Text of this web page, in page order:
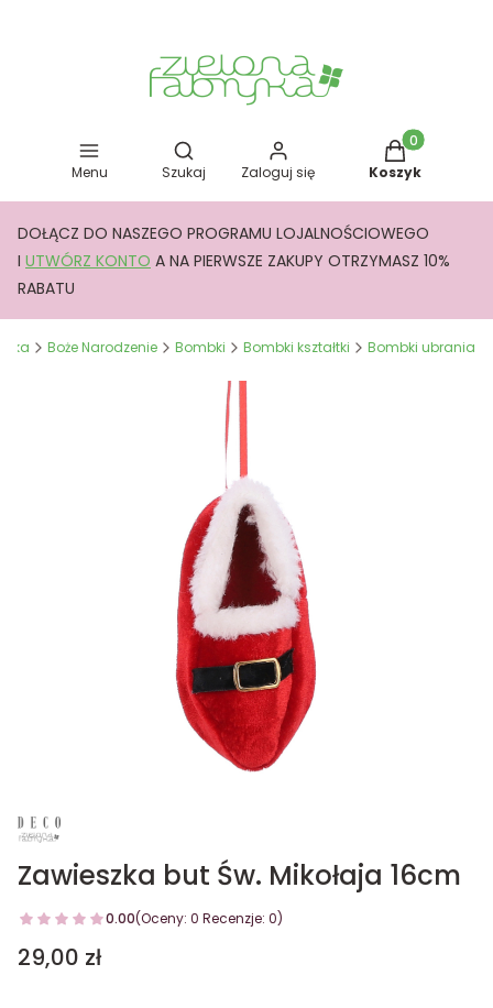
Menu
Otwórz wyszukiwarkę
Szukaj Zaloguj się
Produkty w
Koszyk
DOŁĄCZ DO NASZEGO PROGRAMU LOJALNOŚCIOWEGO
I UTWÓRZ KONTO A NA PIERWSZE ZAKUPY OTRZYMASZ 10%
RABATU
Boże Narodzenie Bombki Bombki kształtki Bombki ubrania
Zawieszka but Św. Mikołaja 16cm
0.00(Oceny: 0 Recenzje: 0)
Cena
29,00 zł